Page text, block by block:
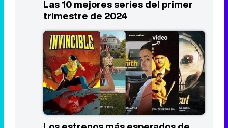
Los estrenos más esperados de
Prime Video en 2024